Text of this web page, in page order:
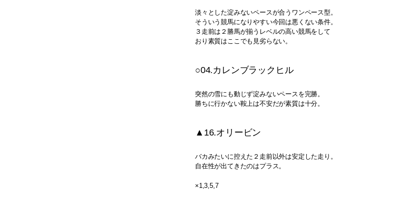
淡々とした淀みないペースが合うワンペース型。
そういう競馬になりやすい今回は悪くない条件。
３走前は２勝馬が揃うレベルの高い競馬をして
おり素質はここでも見劣らない。
○04.カレンブラックヒル
突然の雪にも動じず淀みないペースを完勝。
勝ちに行かない鞍上は不安だが素質は十分。
▲16.オリービン
バカみたいに控えた２走前以外は安定した走り。
自在性が出てきたのはプラス。
×1,3,5,7